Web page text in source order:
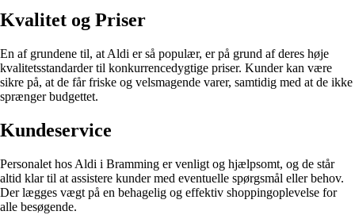
Kvalitet og Priser
En af grundene til, at Aldi er så populær, er på grund af deres høje
kvalitetsstandarder til konkurrencedygtige priser. Kunder kan være
sikre på, at de får friske og velsmagende varer, samtidig med at de ikke
sprænger budgettet.
Kundeservice
Personalet hos Aldi i Bramming er venligt og hjælpsomt, og de står
altid klar til at assistere kunder med eventuelle spørgsmål eller behov.
Der lægges vægt på en behagelig og effektiv shoppingoplevelse for
alle besøgende.